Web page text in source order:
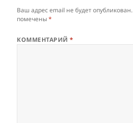
Ваш адрес email не будет опубликован.
помечены*
КОММЕНТАРИЙ*